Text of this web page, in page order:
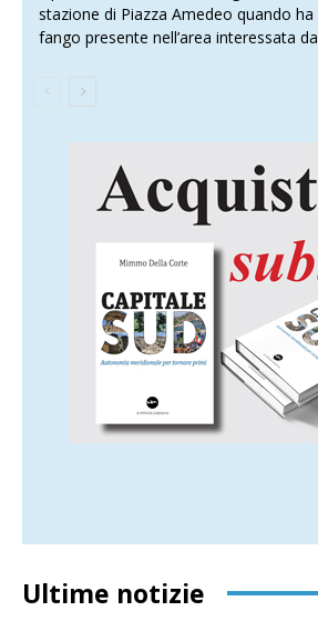
stazione di Piazza Amedeo quando ha
fango presente nell’area interessata
Ultime notizie